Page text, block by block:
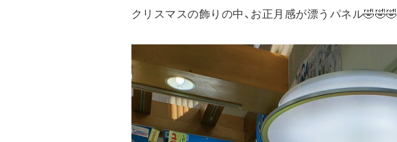
クリスマスの飾りの中、お正月感が漂うパネル🤣🤣🤣